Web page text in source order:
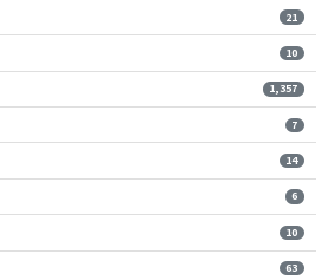
21
10
1,357
7
14
6
10
63